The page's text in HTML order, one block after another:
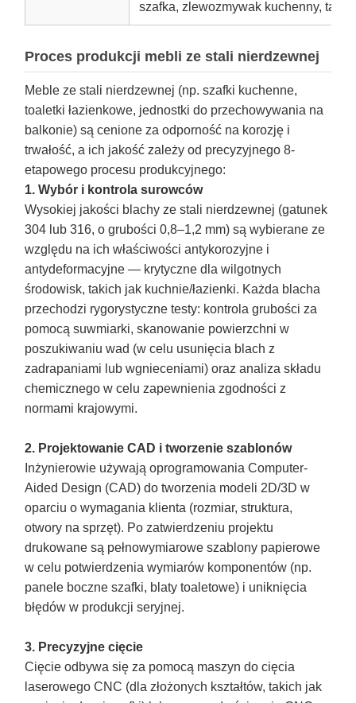
szafka, zlewozmywak kuchenny,
Proces produkcji mebli ze stali nierdzewnej
Meble ze stali nierdzewnej (np. szafki kuchenne,
toaletki łazienkowe, jednostki do przechowywania na
balkonie) są cenione za odporność na korozję i
trwałość, a ich jakość zależy od precyzyjnego 8-
etapowego procesu produkcyjnego:
1. Wybór i kontrola surowców
Wysokiej jakości blachy ze stali nierdzewnej (gatunek
304 lub 316, o grubości 0,8–1,2 mm) są wybierane ze
względu na ich właściwości antykorozyjne i
antydeformacyjne — krytyczne dla wilgotnych
środowisk, takich jak kuchnie/łazienki. Każda blacha
przechodzi rygorystyczne testy: kontrola grubości za
pomocą suwmiarki, skanowanie powierzchni w
poszukiwaniu wad (w celu usunięcia blach z
zadrapaniami lub wgnieceniami) oraz analiza składu
chemicznego w celu zapewnienia zgodności z
normami krajowymi.
2. Projektowanie CAD i tworzenie szablonów
Inżynierowie używają oprogramowania Computer-
Aided Design (CAD) do tworzenia modeli 2D/3D w
oparciu o wymagania klienta (rozmiar, struktura,
otwory na sprzęt). Po zatwierdzeniu projektu
drukowane są pełnowymiarowe szablony papierowe
w celu potwierdzenia wymiarów komponentów (np.
panele boczne szafki, blaty toaletowe) i uniknięcia
błędów w produkcji seryjnej.
3. Precyzyjne cięcie
Cięcie odbywa się za pomocą maszyn do cięcia
laserowego CNC (dla złożonych kształtów, takich jak